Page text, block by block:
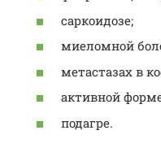
саркоидозе;
миеломной
метастазах в
активной
подагре.